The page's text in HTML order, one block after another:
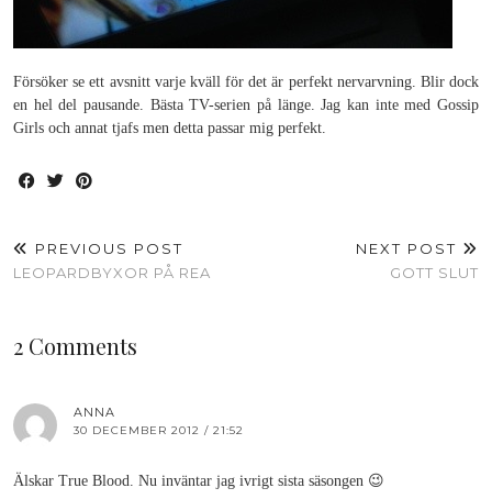
Försöker se ett avsnitt varje kväll för det är perfekt nervarvning. Blir dock
en hel del pausande. Bästa TV-serien på länge. Jag kan inte med Gossip
Girls och annat tjafs men detta passar mig perfekt.
PREVIOUS POST
LEOPARDBYXOR PÅ REA
NEXT POST
GOTT SLUT
2 Comments
ANNA
30 DECEMBER 2012 / 21:52
Älskar True Blood. Nu inväntar jag ivrigt sista säsongen 😉